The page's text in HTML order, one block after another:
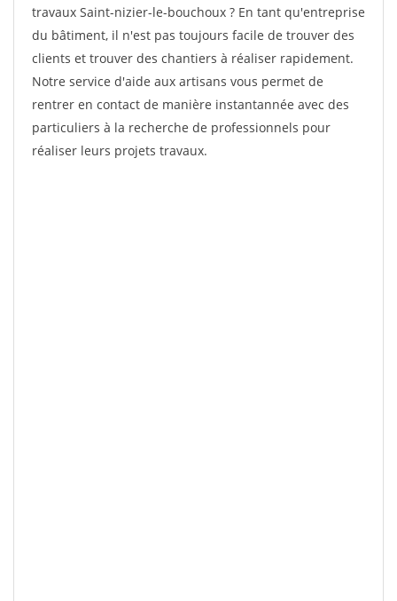
travaux Saint-nizier-le-bouchoux ? En tant qu'entreprise
du bâtiment, il n'est pas toujours facile de trouver des
clients et trouver des chantiers à réaliser rapidement.
Notre service d'aide aux artisans vous permet de
rentrer en contact de manière instantannée avec des
particuliers à la recherche de professionnels pour
réaliser leurs projets travaux.